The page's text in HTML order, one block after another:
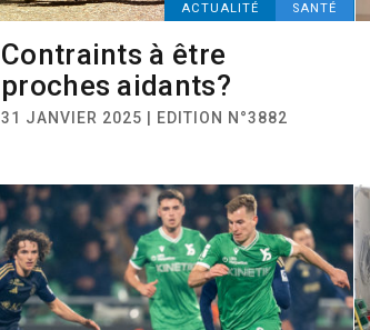
ACTUALITÉ SANTÉ
Contraints à être
proches aidants?
31 JANVIER 2025 | EDITION N°3882